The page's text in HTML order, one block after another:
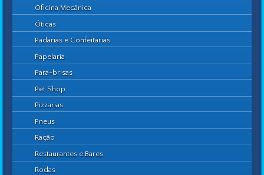
Oficina Mecânica
Óticas
Padarias e Confeitarias
Papelaria
Para-brisas
Pet Shop
Pizzarias
Pneus
Ração
Restaurantes e Bares
Rodas